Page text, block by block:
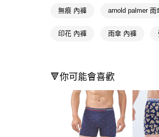
無痕 內褲 arnold palmer 雨
印花 內褲 雨傘 內褲
🔻你可能會喜歡